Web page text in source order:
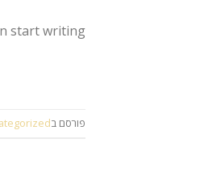
start writing!
פורסם ב